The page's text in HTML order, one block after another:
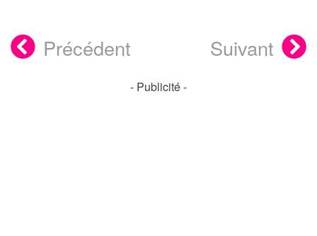
Précédent Suivant
- Publicité -